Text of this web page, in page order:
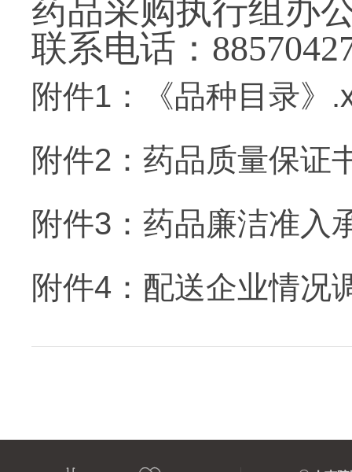
药品采购执行组办
联系电话：
附件1：《品种目录》
附件2：药品质量保证
附件3：药品廉洁准入
附件4：配送企业情况